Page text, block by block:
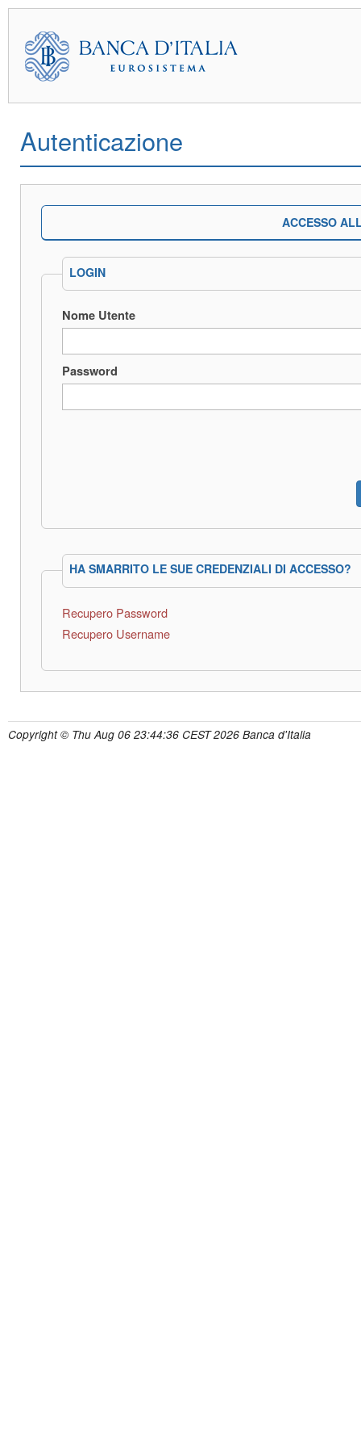
Autenticazione
ACCESSO
LOGIN
Nome Utente
Password
HA SMARRITO LE SUE CREDENZIALI DI ACCESSO?
Recupero Password
Recupero Username
Copyright © Thu Aug 06 23:44:36 CEST 2026 Banca d'Italia